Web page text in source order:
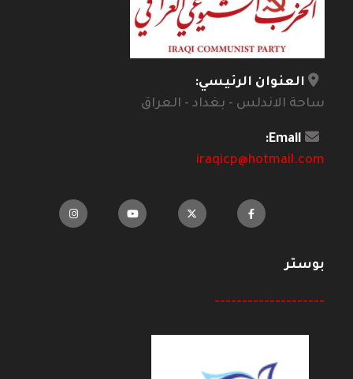
العنوان الرئيسي:
ساحة الاندلس - بغداد - العراق
Email:
iraqicp@hotmail.com
بوستر
--------------------